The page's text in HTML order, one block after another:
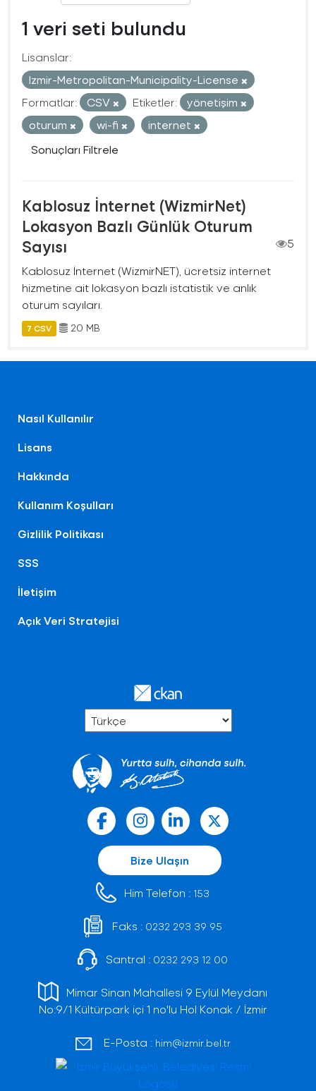
1 veri seti bulundu
Lisanslar:
Izmir-Metropolitan-Municipality-License
Formatlar:
CSV Etiketler:
yönetişim
oturum
wi-fi
internet
Sonuçları Filtrele
Kablosuz İnternet (WizmirNet)
Lokasyon Bazlı Günlük Oturum
Sayısı
5
Kablosuz İnternet (WizmirNET), ücretsiz internet
hizmetine ait lokasyon bazlı istatistik ve anlık
oturum sayıları.
7 CSV 20 MB
Nasıl Kullanılır
Lisans
Hakkında
Kullanım Koşulları
Gizlilik Politikası
SSS
İletişim
Açık Veri Stratejisi
Bize Ulaşın
Him Telefon : 153
Faks : 0232 293 39 95
Santral : 0232 293 12 00
Mimar Sinan Mahallesi 9 Eylül Meydanı
No:9/1 Kültürpark içi 1 no'lu Hol Konak / İzmir
E-Posta : him@izmir.bel.tr